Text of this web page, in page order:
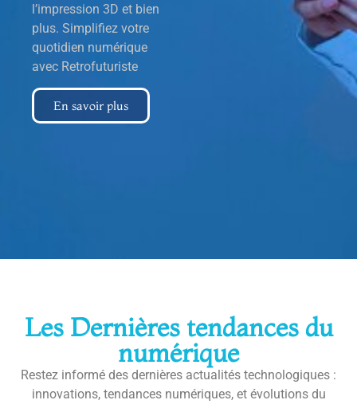
l’impression 3D et bien
plus. Simplifiez votre
quotidien numérique
avec Retrofuturiste
En savoir plus
Les Dernières tendances du
numérique
Restez informé des dernières actualités technologiques :
innovations, tendances numériques, et évolutions du